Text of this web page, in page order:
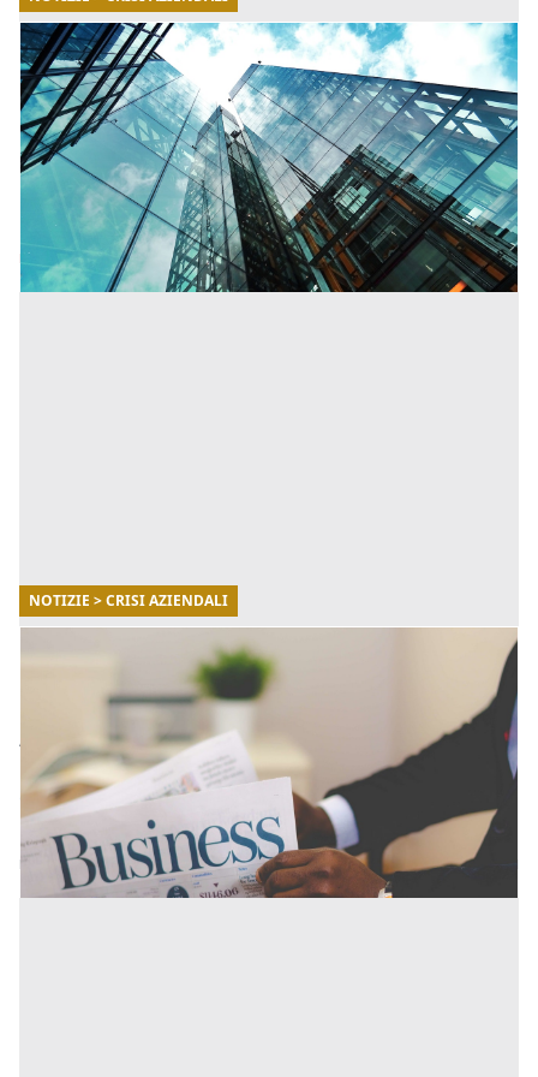
17/08/2022
Crisi e risanamento aziendale: tutte le
(nuove) possibili soluzioni
Le linee guida estendono il concetto di aiuto al
salvataggio al fine di consentire all'impresa
beneficiaria di adottare misure urgenti, anche di
natura strutturale. [...]
NOTIZIE > CRISI AZIENDALI
L’ecosistema delle start-up e PMI innovative:
aspetti tecnico-giuridici e agevolazioni fiscali
All'interno delle Start-up del nuovo millennio si respira
un'aria di cambiamento mista a voglia di creare
qualcosa di davvero speciale: ogni impresa nascente
ha in [...]